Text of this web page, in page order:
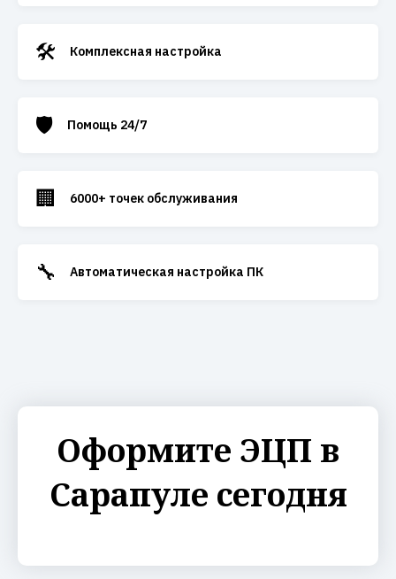
🛠️ Комплексная настройка
🛡️ Помощь 24/7
🏢 6000+ точек обслуживания
🔧 Автоматическая настройка ПК
Оформите ЭЦП в
Сарапуле сегодня